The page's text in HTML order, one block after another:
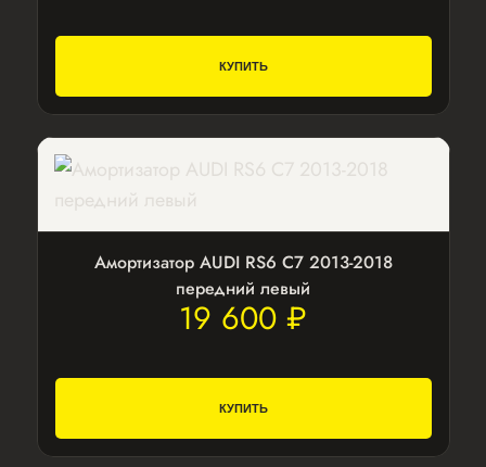
КУПИТЬ
Амортизатор AUDI RS6 С7 2013-2018
передний левый
19 600 ₽
КУПИТЬ